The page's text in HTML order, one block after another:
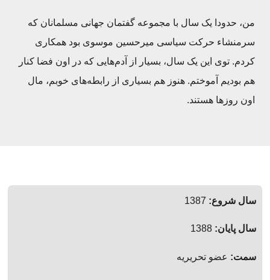
من، حدودا یک سال با مجموعه گفتمان جهانی مسلمانان که
سرمنشاء حرکت سیاسی میرحسین موسوی بود همکاری
کردم. توی این یک سال، بسیار از آدم‌هایی که در اون فضا کنار
هم بودیم آموختم. هنوز هم بسیاری از رابطه‌های خوبم، مال
اون روزها هستند.
سال شروع: 1387
سال پایان: 1388
سمت: عضو تحریریه